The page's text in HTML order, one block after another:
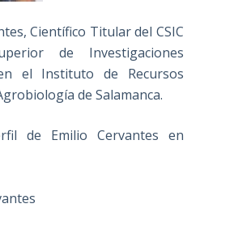
Científico Titular del CSIC
de Investigaciones
el Instituto de Recursos
de Salamanca.